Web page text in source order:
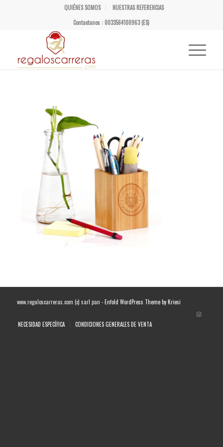
QUIÉNES SOMOS
NUESTRAS REFERENCIAS
Contactanos : 0033564100963 (ES)
www.regaloscarreras.com (c) sarl pan -Enfold WordPress Theme by Kriesi
NECESIDAD ESPECÍFICA CONDICIONES GENERALES DE VENTA